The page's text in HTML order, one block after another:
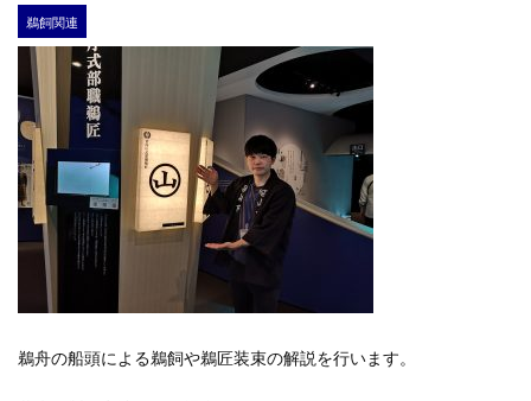
鵜飼関連
鵜舟の船頭による鵜飼や鵜匠装束の解説を行います。